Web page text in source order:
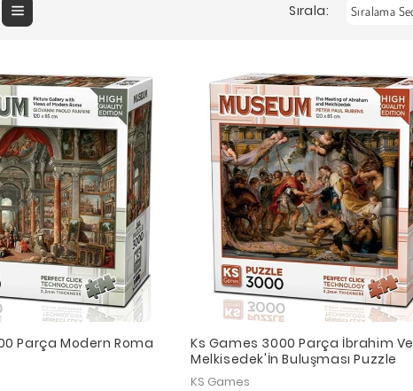
Sırala:
Parça Modern Roma
Ks Games 3000 Parça İbrahim Ve
Melkisedek'İn Buluşması Puzzle
KS Games